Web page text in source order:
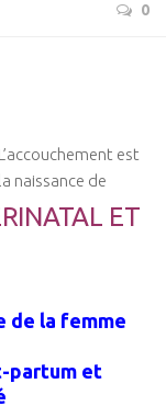
0
ET
de la femme
partum et
L’accouchement est
la naissance de